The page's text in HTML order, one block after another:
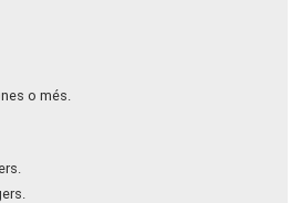
o més.